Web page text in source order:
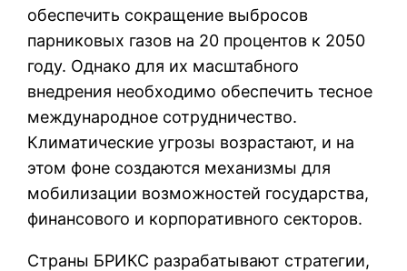
обеспечить сокращение выбросов
парниковых газов на 20 процентов к 2050
году. Однако для их масштабного
внедрения необходимо обеспечить тесное
международное сотрудничество.
Климатические угрозы возрастают, и на
этом фоне создаются механизмы для
мобилизации возможностей государства,
финансового и корпоративного секторов.
Страны БРИКС разрабатывают стратегии,